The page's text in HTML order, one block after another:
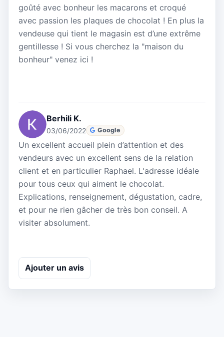
goûté avec bonheur les macarons et croqué
avec passion les plaques de chocolat ! En plus la
vendeuse qui tient le magasin est d’une extrême
gentillesse ! Si vous cherchez la "maison du
bonheur" venez ici !
Berhili K.
03/06/2022 Google
Un excellent accueil plein d’attention et des
vendeurs avec un excellent sens de la relation
client et en particulier Raphael. L'adresse idéale
pour tous ceux qui aiment le chocolat.
Explications, renseignement, dégustation, cadre,
et pour ne rien gâcher de très bon conseil. A
visiter absolument.
Ajouter un avis